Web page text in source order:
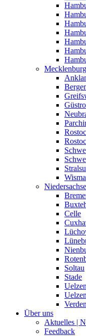
Celle
Soltau
Stade
Uelzen
Verden
Über uns
Aktuelles |
Feedback